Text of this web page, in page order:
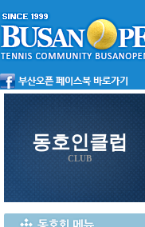
동호인클럽
CLUB